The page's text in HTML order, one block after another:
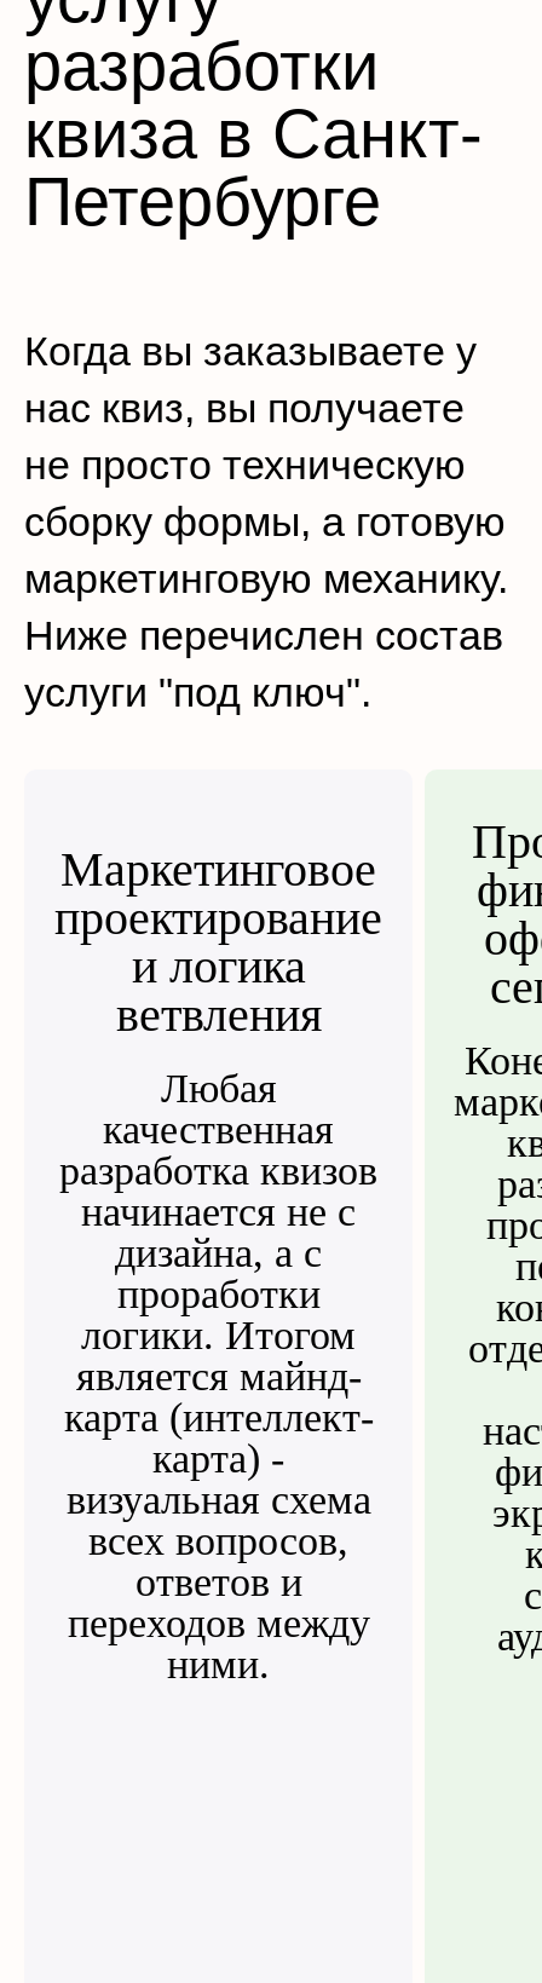
разработки
квиза в Санкт-
Петербурге
Когда вы заказываете у
нас квиз, вы получаете
не просто техническую
сборку формы, а готовую
маркетинговую механику.
Ниже перечислен состав
услуги "под ключ".
Маркетинговое
проектирование
и логика
ветвления
Любая
качественная
разработка квизов
начинается не с
дизайна, а с
проработки
логики. Итогом
является майнд-
карта (интеллект-
карта) -
визуальная схема
всех вопросов,
ответов и
переходов между
ними.